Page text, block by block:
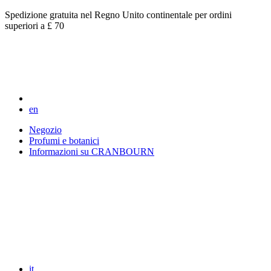
Spedizione gratuita nel Regno Unito continentale per ordini
superiori a £ 70
en
Negozio
Profumi e botanici
Informazioni su CRANBOURN
it